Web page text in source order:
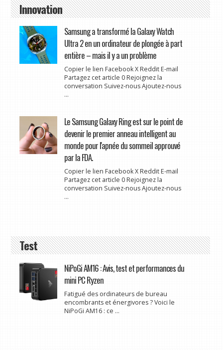
Innovation
Samsung a transformé la Galaxy Watch
Ultra 2 en un ordinateur de plongée à part
entière – mais il y a un problème
Copier le lien Facebook X Reddit E-mail
Partagez cet article 0 Rejoignez la
conversation Suivez-nous Ajoutez-nous
...
Le Samsung Galaxy Ring est sur le point de
devenir le premier anneau intelligent au
monde pour l'apnée du sommeil approuvé
par la FDA.
Copier le lien Facebook X Reddit E-mail
Partagez cet article 0 Rejoignez la
conversation Suivez-nous Ajoutez-nous
...
Test
NiPoGi AM16 : Avis, test et performances du
mini PC Ryzen
Fatigué des ordinateurs de bureau
encombrants et énergivores ? Voici le
NiPoGi AM16 : ce ...